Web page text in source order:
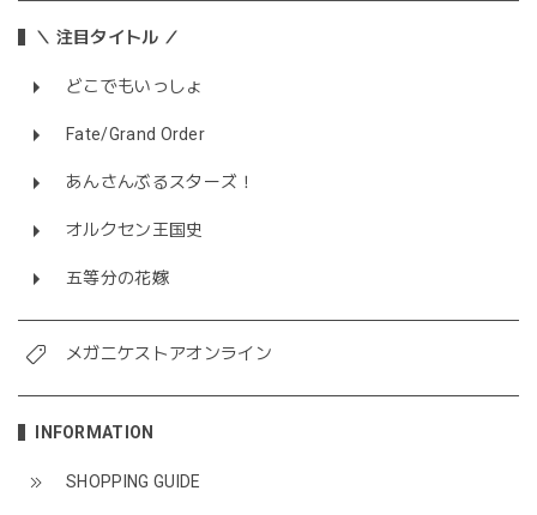
＼ 注目タイトル ／
どこでもいっしょ
Fate/Grand Order
あんさんぶるスターズ！
オルクセン王国史
五等分の花嫁
メガニケストアオンライン
INFORMATION
SHOPPING GUIDE